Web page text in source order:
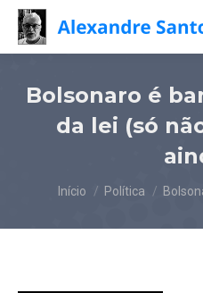
Bolsonaro é
da lei (só
Você está aqui:
Início Política